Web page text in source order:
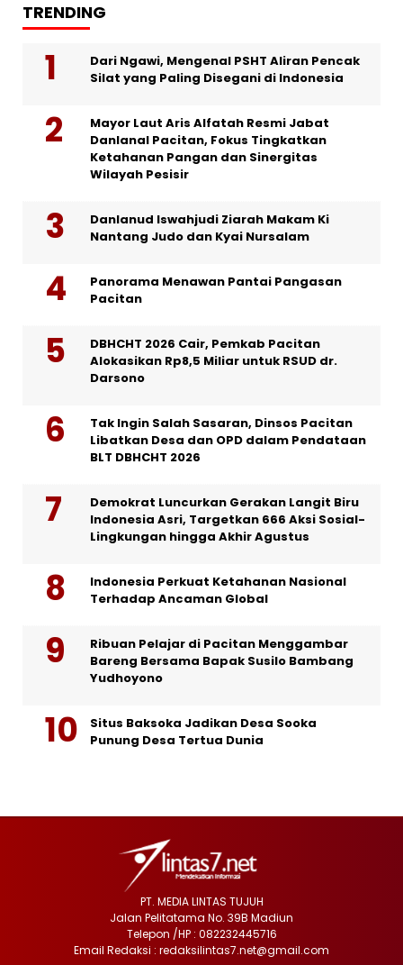
TRENDING
Dari Ngawi, Mengenal PSHT Aliran Pencak
Silat yang Paling Disegani di Indonesia
Mayor Laut Aris Alfatah Resmi Jabat
Danlanal Pacitan, Fokus Tingkatkan
Ketahanan Pangan dan Sinergitas
Wilayah Pesisir
Danlanud Iswahjudi Ziarah Makam Ki
Nantang Judo dan Kyai Nursalam
Panorama Menawan Pantai Pangasan
Pacitan
DBHCHT 2026 Cair, Pemkab Pacitan
Alokasikan Rp8,5 Miliar untuk RSUD dr.
Darsono
Tak Ingin Salah Sasaran, Dinsos Pacitan
Libatkan Desa dan OPD dalam Pendataan
BLT DBHCHT 2026
Demokrat Luncurkan Gerakan Langit Biru
Indonesia Asri, Targetkan 666 Aksi Sosial-
Lingkungan hingga Akhir Agustus
Indonesia Perkuat Ketahanan Nasional
Terhadap Ancaman Global
Ribuan Pelajar di Pacitan Menggambar
Bareng Bersama Bapak Susilo Bambang
Yudhoyono
Situs Baksoka Jadikan Desa Sooka
Punung Desa Tertua Dunia
PT. MEDIA LINTAS TUJUH
Jalan Pelitatama No. 39B Madiun
Telepon /HP : 082232445716
Email Redaksi : redaksilintas7.net@gmail.com